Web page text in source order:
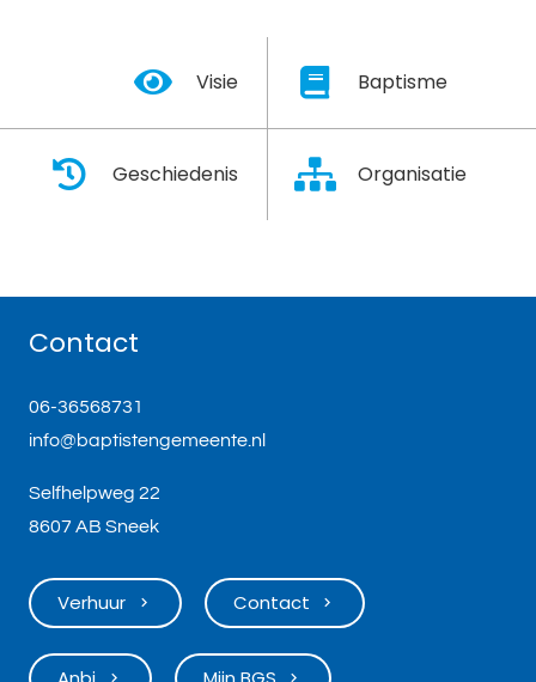
Visie Baptisme
Geschiedenis Organisatie
Contact
06-36568731
info@baptistengemeente.nl
Selfhelpweg 22
8607 AB Sneek
Verhuur keyboard_arrow_right Contact keyboard_arrow_right
keyboard_arrow_right keyboard_arrow_right